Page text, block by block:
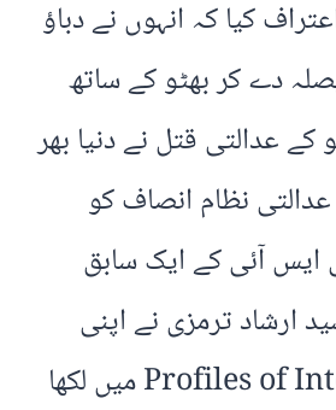
کیا کہ انہوں نے دباؤ
دے کر بھٹو کے ساتھ
کے عدالتی قتل نے دنیا بھر
نظام انصاف کو
ایس آئی کے ایک سابق
ارشاد ترمزی نے اپنی
کتاب Profiles of Inteligence میں لکھا